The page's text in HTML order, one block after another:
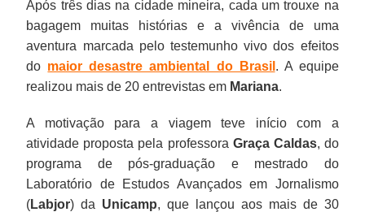
Após três dias na cidade mineira, cada um trouxe na
bagagem muitas histórias e a vivência de uma
aventura marcada pelo testemunho vivo dos efeitos
do maior desastre ambiental do Brasil . A equipe
realizou mais de 20 entrevistas em Mariana.
A motivação para a viagem teve início com a
atividade proposta pela professora Graça Caldas, do
programa de pós-graduação e mestrado do
Laboratório de Estudos Avançados em Jornalismo
(Labjor) da Unicamp, que lançou aos mais de 30